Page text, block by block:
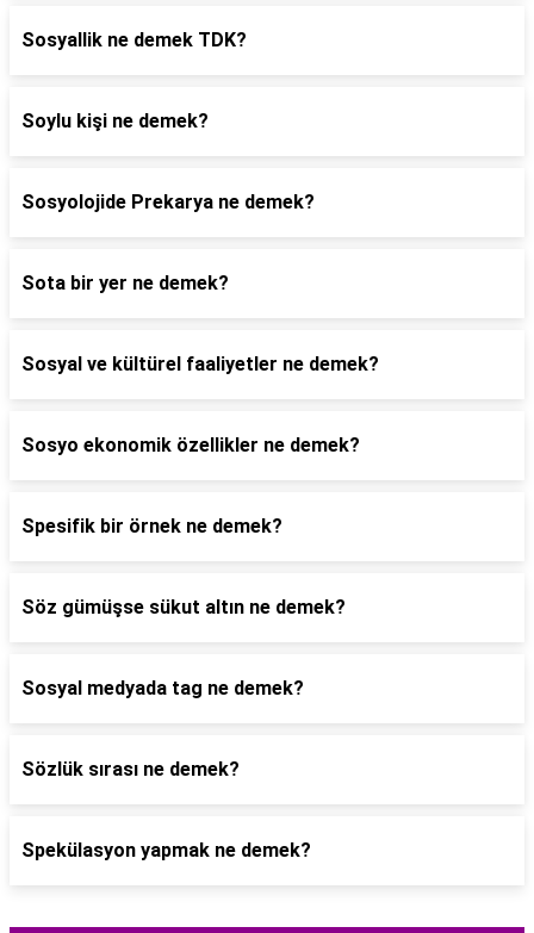
Sosyallik ne demek TDK?
Soylu kişi ne demek?
Sosyolojide Prekarya ne demek?
Sota bir yer ne demek?
Sosyal ve kültürel faaliyetler ne demek?
Sosyo ekonomik özellikler ne demek?
Spesifik bir örnek ne demek?
Söz gümüşse sükut altın ne demek?
Sosyal medyada tag ne demek?
Sözlük sırası ne demek?
Spekülasyon yapmak ne demek?